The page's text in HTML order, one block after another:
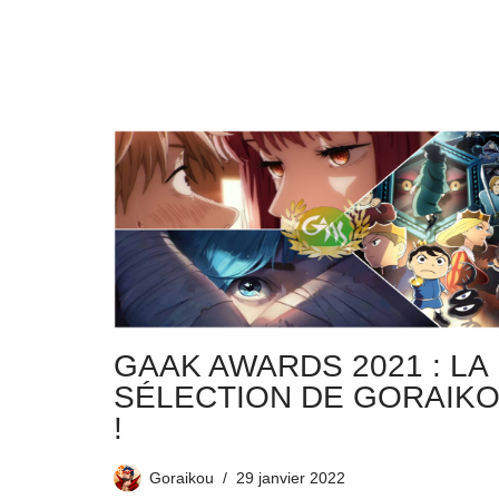
GAAK AWARDS 2021 : LA
SÉLECTION DE
!
Goraikou 29 janvier 2022